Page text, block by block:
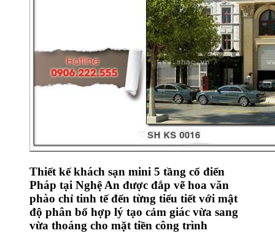
Thiết kế khách sạn mini 5 tầng cổ điển
Pháp tại Nghệ An được đắp vẽ hoa văn
phào chỉ tinh tế đến từng tiểu tiết với mật
độ phân bổ hợp lý tạo cảm giác vừa sang
vừa thoáng cho mặt tiền công trình